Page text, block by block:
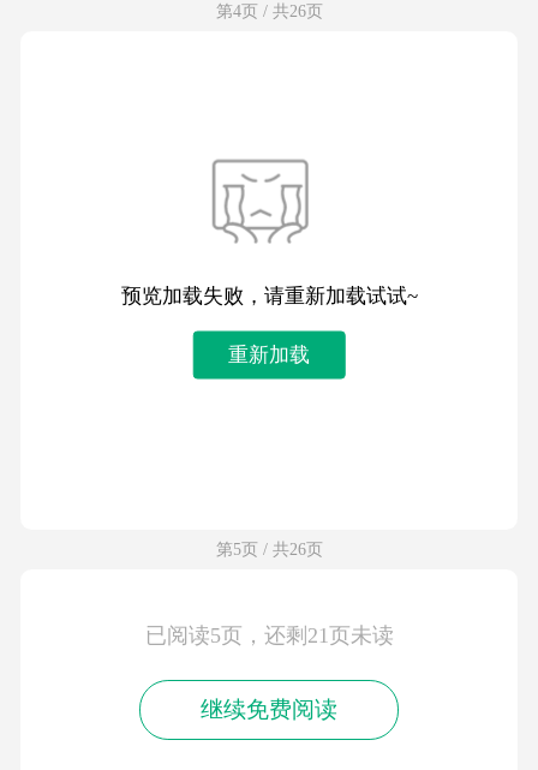
第4页 / 共26页
预览加载失败，请重新加载试试~
重新加载
第5页 / 共26页
已阅读5页，还剩21页未读
继续免费阅读